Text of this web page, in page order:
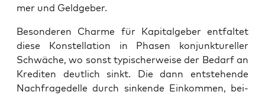
mer und Geldgeber.
Beson­de­ren Charme für Kapi­tal­ge­ber ent­fal­tet
die­se Kon­stel­la­ti­on in Pha­sen kon­junk­tu­rel­ler
Schwä­che, wo sonst typi­scher­wei­se der Bedarf an
Kre­di­ten deut­lich sinkt. Die dann ent­ste­hen­de
Nach­fra­ge­del­le durch sin­ken­de Ein­kom­men, bei­